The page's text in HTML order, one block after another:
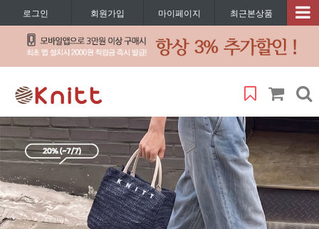
로그인 회원가입 마이페이지 최근본상품